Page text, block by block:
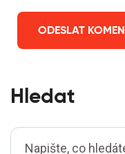
ODESLAT
Hledat